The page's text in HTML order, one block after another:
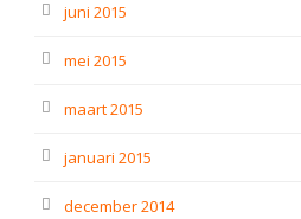
juni 2015
mei 2015
maart 2015
januari 2015
december 2014